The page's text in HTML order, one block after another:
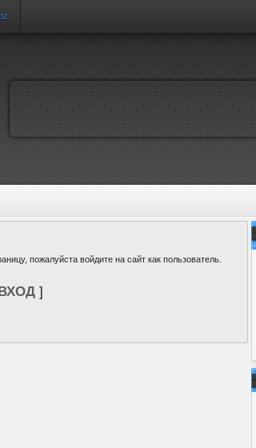
пожалуйста войдите на сайт как пользователь.
]